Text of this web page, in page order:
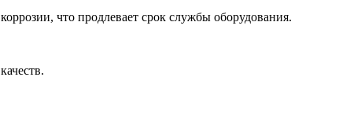
что продлевает срок службы оборудования.